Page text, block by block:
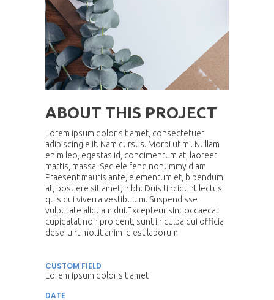
ABOUT THIS PROJECT
Lorem ipsum dolor sit amet, consectetuer
adipiscing elit. Nam cursus. Morbi ut mi. Nullam
enim leo, egestas id, condimentum at, laoreet
mattis, massa. Sed eleifend nonummy diam.
Praesent mauris ante, elementum et, bibendum
at, posuere sit amet, nibh. Duis tincidunt lectus
quis dui viverra vestibulum. Suspendisse
vulputate aliquam dui.Excepteur sint occaecat
cupidatat non proident, sunt in culpa qui officia
deserunt mollit anim id est laborum
CUSTOM FIELD
Lorem ipsum dolor sit amet
DATE